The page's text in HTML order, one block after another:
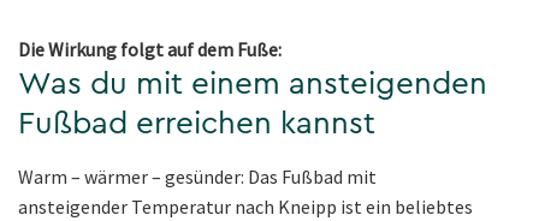
Die Wirkung folgt auf dem Fuße:
Was du mit einem ansteigenden
Fußbad erreichen kannst
Warm – wärmer – gesünder: Das Fußbad mit
ansteigender Temperatur nach Kneipp ist ein beliebtes